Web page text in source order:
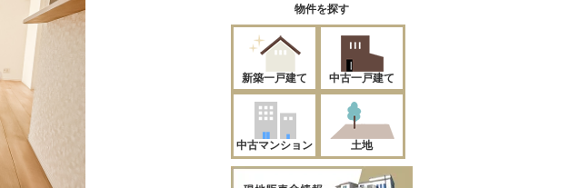
物件を探す
新築一戸建て 中古一戸建て
中古マンション 土地